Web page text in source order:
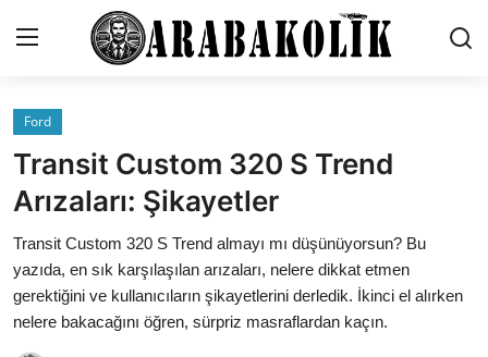
İletişim
Genel
Karşılaştırmalar
Testler
Markalar
Ford
Transit Custom 320 S Trend
Arızaları: Şikayetler
Transit Custom 320 S Trend almayı mı düşünüyorsun? Bu
yazıda, en sık karşılaşılan arızaları, nelere dikkat etmen
gerektiğini ve kullanıcıların şikayetlerini derledik. İkinci el alırken
nelere bakacağını öğren, sürpriz masraflardan kaçın.